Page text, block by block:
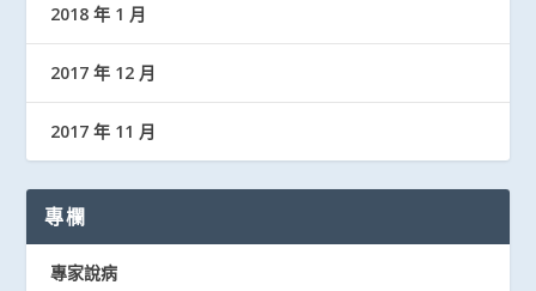
2018 年 1 月
2017 年 12 月
2017 年 11 月
專欄
專家說病